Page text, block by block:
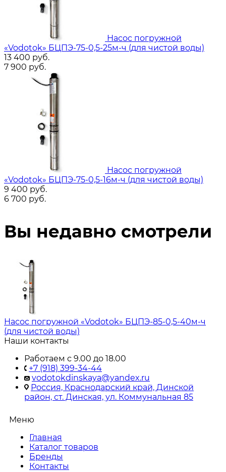
Насос погружной
«Vodotok» БЦПЭ-75-0,5-25м-ч (для чистой воды)
13 400 руб.
7 900 руб.
Насос погружной
«Vodotok» БЦПЭ-75-0,5-16м-ч (для чистой воды)
9 400 руб.
6 700 руб.
Вы недавно смотрели
Насос погружной «Vodotok» БЦПЭ-85-0,5-40м-ч
(для чистой воды)
Наши контакты
Работаем с 9.00 до 18.00
+7 (918) 399-34-44
vodotokdinskaya@yandex.ru
Россия, Краснодарский край, Динской
район, ст. Динская, ул. Коммунальная 85
Меню
Главная
Каталог товаров
Бренды
Контакты